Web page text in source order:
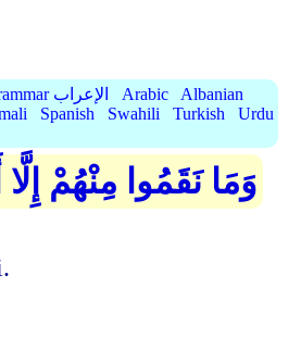
Grammar الإعراب Arabic
Albanian
Spanish Swahili Turkish
Urdu
وَمَا نَقَمُوا مِنْهُمْ